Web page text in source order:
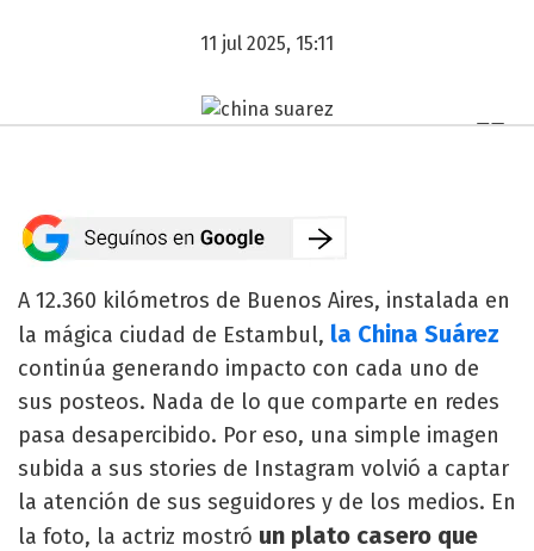
11 jul 2025, 15:11
A 12.360 kilómetros de Buenos Aires, instalada en
la mágica ciudad de Estambul, la China Suárez
continúa generando impacto con cada uno de
sus posteos. Nada de lo que comparte en redes
pasa desapercibido. Por eso, una simple imagen
subida a sus stories de Instagram volvió a captar
la atención de sus seguidores y de los medios. En
la foto, la actriz mostró un plato casero que